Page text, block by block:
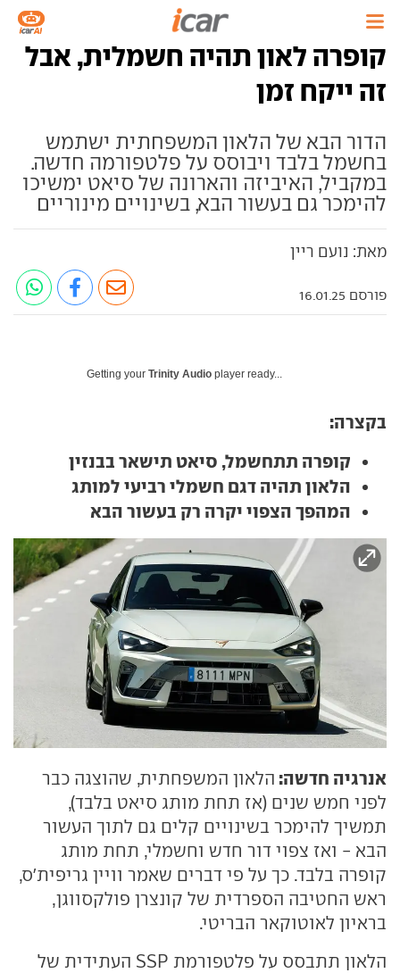
קופרה לאון תהיה חשמלית, אבל
זה ייקח זמן
הדור הבא של הלאון המשפחתית ישתמש
בחשמל בלבד ויבוסס על פלטפורמה חדשה.
במקביל, האיביזה והארונה של סיאט ימשיכו
להימכר גם בעשור הבא, בשינויים מינוריים
מאת: נועם ריין
פורסם 16.01.25
Getting your Trinity Audio player ready...
בקצרה:
קופרה תתחשמל, סיאט תישאר בבנזין
הלאון תהיה דגם חשמלי רביעי למותג
המהפך הצפוי יקרה רק בעשור הבא
אנרגיה חדשה: הלאון המשפחתית, שהוצגה כבר
לפני חמש שנים (אז תחת מותג סיאט בלבד),
תמשיך להימכר בשינויים קלים גם לתוך העשור
הבא - ואז צפוי דור חדש וחשמלי, תחת מותג
קופרה בלבד. כך על פי דברים שאמר וויין גריפית'ס,
ראש החטיבה הספרדית של קונצרן פולקסווגן,
בראיון לאוטוקאר הבריטי.
הלאון תתבסס על פלטפורמת SSP העתידית של